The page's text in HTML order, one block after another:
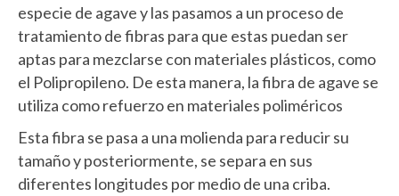
especie de agave y las pasamos a un proceso de
tratamiento de fibras para que estas puedan ser
aptas para mezclarse con materiales plásticos, como
el Polipropileno. De esta manera, la fibra de agave se
utiliza como refuerzo en materiales poliméricos
Esta fibra se pasa a una molienda para reducir su
tamaño y posteriormente, se separa en sus
diferentes longitudes por medio de una criba.